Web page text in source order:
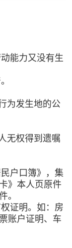
能力又没有生
为发生地的公
无权得到遗嘱
户口簿》，集
》本人页原件
。
证明。如：房
账户证明、车